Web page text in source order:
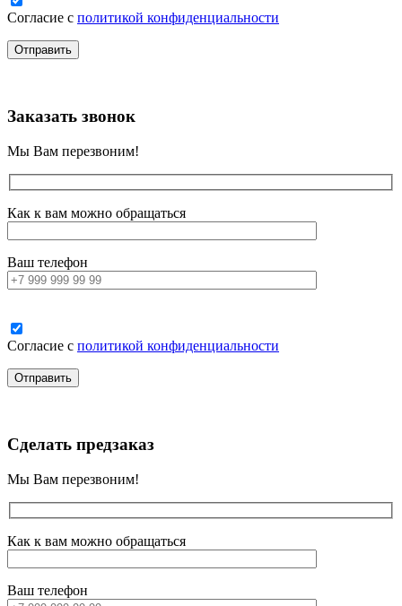
Согласие с политикой конфиденциальности
Заказать звонок
Мы Вам перезвоним!
Как к вам можно обращаться
Ваш телефон
Согласие с политикой конфиденциальности
Сделать предзаказ
Мы Вам перезвоним!
Как к вам можно обращаться
Ваш телефон